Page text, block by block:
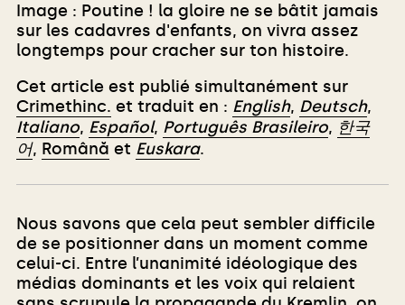
Image : Poutine ! la gloire ne se bâtit jamais
sur les cadavres d'enfants, on vivra assez
longtemps pour cracher sur ton histoire.
Cet article est publié simultanément sur
Crimethinc. et traduit en : English, Deutsch,
Italiano, Español, Português Brasileiro, 한국
어, Română et Euskara.
Nous savons que cela peut sembler difficile
de se positionner dans un moment comme
celui-ci. Entre l’unanimité idéologique des
médias dominants et les voix qui relaient